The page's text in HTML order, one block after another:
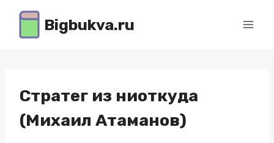
Перейти
содержимому
Bigbukva.ru
Стратег из ниоткуда
(Михаил Атаманов)